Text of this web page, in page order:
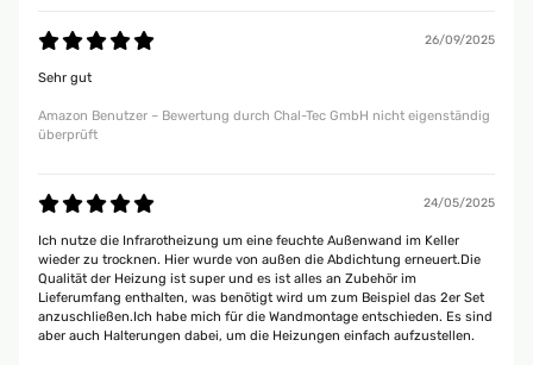
26/09/2025
Sehr gut
Amazon Benutzer – Bewertung durch Chal-Tec GmbH nicht eigenständig
überprüft
24/05/2025
Ich nutze die Infrarotheizung um eine feuchte Außenwand im Keller
wieder zu trocknen. Hier wurde von außen die Abdichtung erneuert.Die
Qualität der Heizung ist super und es ist alles an Zubehör im
Lieferumfang enthalten, was benötigt wird um zum Beispiel das 2er Set
anzuschließen.Ich habe mich für die Wandmontage entschieden. Es sind
aber auch Halterungen dabei, um die Heizungen einfach aufzustellen.